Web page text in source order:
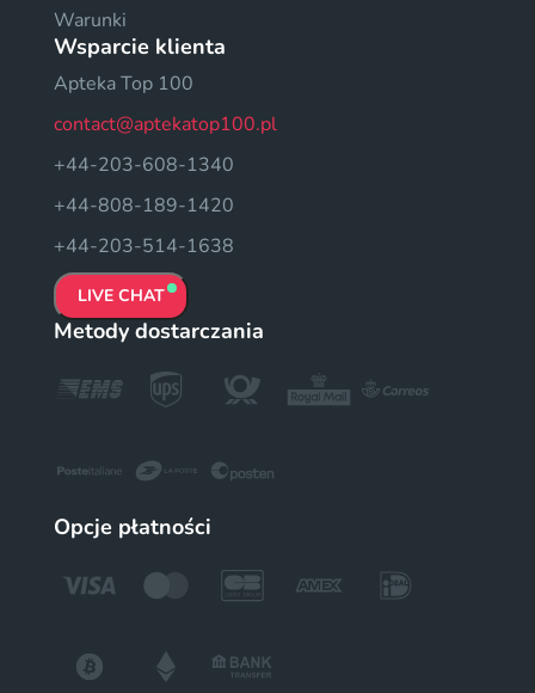
Warunki
Wsparcie klienta
Apteka Top 100
contact@aptekatop100.pl
+44-203-608-1340
+44-808-189-1420
+44-203-514-1638
LIVE CHAT
Metody dostarczania
Opcje płatności